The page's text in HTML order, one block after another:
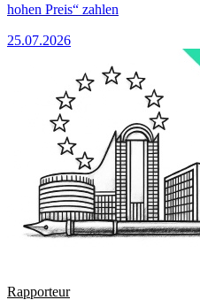
hohen Preis“ zahlen
25.07.2026
Rapporteur